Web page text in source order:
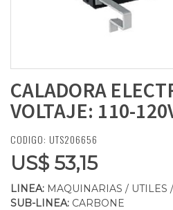
CALADORA
VOLTAJE: 110-
CODIGO: UTS206656
US$ 53,15
LINEA: MAQUINARIAS / UTILES
SUB-LINEA: CARBONE